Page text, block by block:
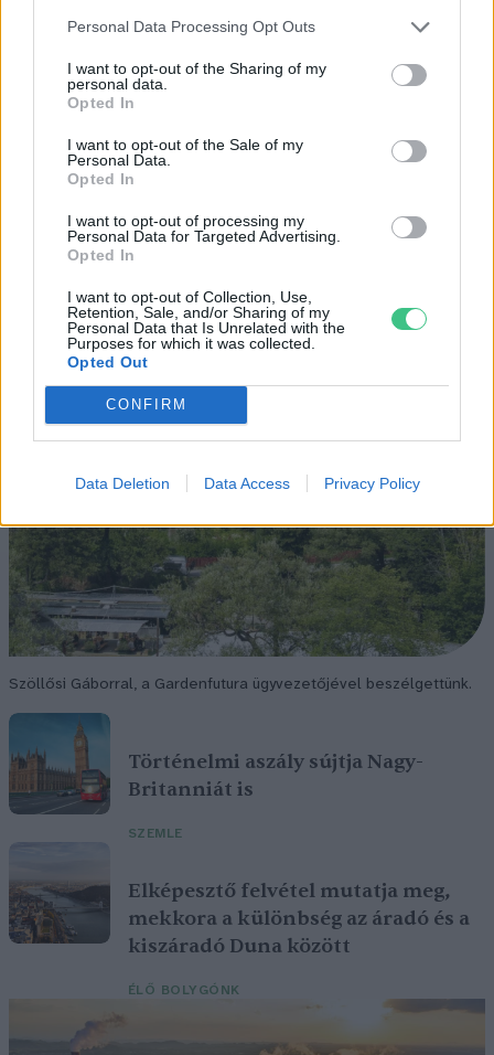
Personal Data Processing Opt Outs
I want to opt-out of the Sharing of my
personal data.
Opted In
I want to opt-out of the Sale of my
Personal Data.
Opted In
I want to opt-out of processing my
Personal Data for Targeted Advertising.
Opted In
I want to opt-out of Collection, Use,
Retention, Sale, and/or Sharing of my
Personal Data that Is Unrelated with the
Purposes for which it was collected.
Opted Out
CONFIRM
Data Deletion Data Access Privacy Policy
Pár éven belül
szivacsvárosokká kellene
alakítanunk a településeinket –
Podcast
PODCAST Novák Zsombor
Szöllősi Gáborral, a Gardenfutura ügyvezetőjével beszélgettünk.
Történelmi aszály sújtja Nagy-
Britanniát is
SZEMLE
Elképesztő felvétel mutatja meg,
mekkora a különbség az áradó és a
kiszáradó Duna között
ÉLŐ BOLYGÓNK